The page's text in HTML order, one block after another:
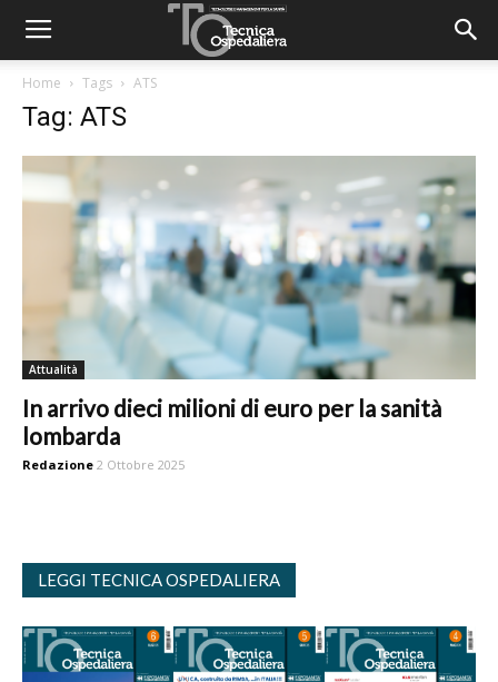
Home Tags ATS
Tag: ATS
Attualità
In arrivo dieci milioni di euro per la sanità
lombarda
Redazione 2 Ottobre 2025
LEGGI TECNICA OSPEDALIERA